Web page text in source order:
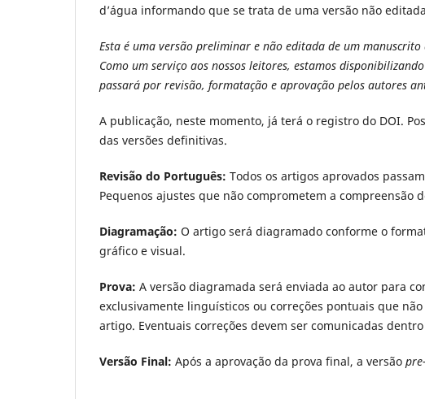
d’água informando que se trata de uma versão não
Esta é uma versão preliminar e não editada de um
Como um serviço aos nossos leitores, estamos
passará por revisão, formatação e aprovação pelos autores
A publicação, neste momento, já terá o registro do DOI.
das versões definitivas.
Revisão do Português: Todos os artigos aprovados
Pequenos ajustes que não comprometem a compreensão
Diagramação: O artigo será diagramado conforme o
gráfico e visual.
Prova: A versão diagramada será enviada ao autor para
exclusivamente linguísticos ou correções pontuais que
artigo. Eventuais correções devem ser comunicadas
Versão Final: Após a aprovação da prova final, a versão